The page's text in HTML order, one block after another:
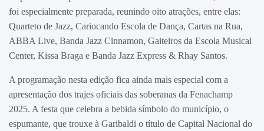
foi especialmente preparada, reunindo oito atrações, entre elas:
Quarteto de Jazz, Cariocando Escola de Dança, Cartas na Rua,
ABBA Live, Banda Jazz Cinnamon, Gaiteiros da Escola Musical
Center, Kissa Braga e Banda Jazz Express & Rhay Santos.
A programação nesta edição fica ainda mais especial com a
apresentação dos trajes oficiais das soberanas da Fenachamp
2025. A festa que celebra a bebida símbolo do município, o
espumante, que trouxe à Garibaldi o título de Capital Nacional do